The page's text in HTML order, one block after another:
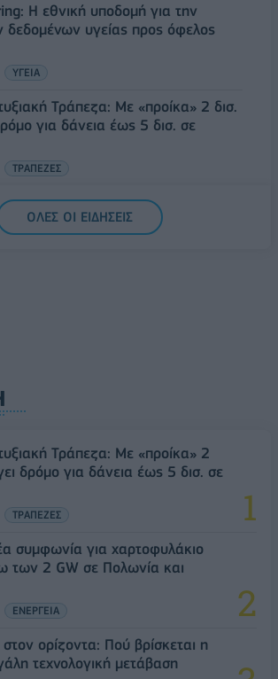
Η εθνική υποδομή για την
δεδομένων υγείας προς όφελος
ΥΓΕΙΑ
Τράπεζα: Με «προίκα» 2 δισ.
για δάνεια έως 5 δισ. σε
ΤΡΑΠΕΖΕΣ
ορίζοντα: Πού βρίσκεται η
τεχνολογική μετάβαση
ΟΛΕΣ ΟΙ ΕΙΔΗΣΕΙΣ
Τράπεζα: Με «προίκα» 2
δρόμο για δάνεια έως 5 δισ. σε
ΤΡΑΠΕΖΕΣ
συμφωνία για χαρτοφυλάκιο
των 2 GW σε Πολωνία και
ΕΝΕΡΓΕΙΑ
ορίζοντα: Πού βρίσκεται η
τεχνολογική μετάβαση